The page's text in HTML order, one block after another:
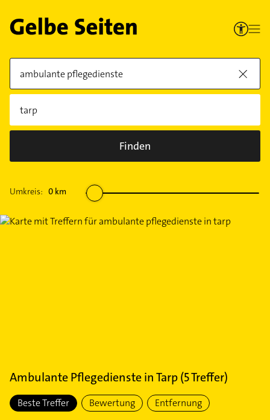
Finden
Umkreis: 0 km
Ambulante PflegediensteinTarp(5Treffer)
Beste Treffer Bewertung Entfernung